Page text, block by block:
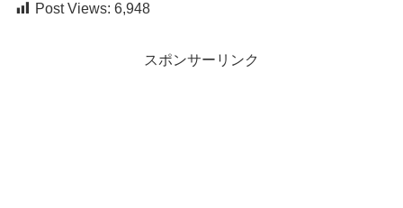
Post Views: 6,948
スポンサーリンク